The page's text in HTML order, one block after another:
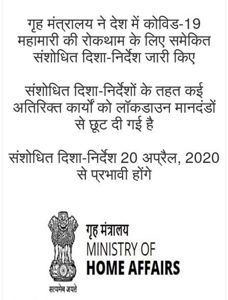
गृह मंत्रालय ने देश में कोविड-19
महामारी की रोकथाम के लिए समेकित
संशोधित दिशा-निर्देश जारी किए
संशोधित दिशा-निर्देशों के तहत कई
अतिरिक्त कार्यों को लॉकडाउन मानदंडों
से छूट दी गई है
संशोधित दिशा-निर्देश 20 अप्रैल, 2020
से प्रभावी होंगे